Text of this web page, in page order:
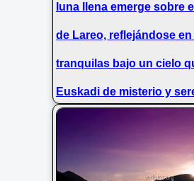
luna llena emerge sobre
de Lareo, reflejándose
tranquilas bajo un cielo
Euskadi de misterio y